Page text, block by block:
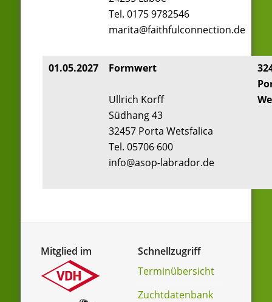
Tel. 0175 9782546
marita@faithfulconnection.de
01.05.2027 Formwert
Ullrich Korff
Südhang 43
32457 Porta Wetsfalica
Tel. 05706 600
info@asop-labrador.de
Mitglied im
Schnellzugriff
Terminübersicht
Zuchtdatenbank